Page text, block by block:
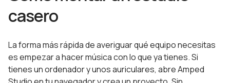
casero
La forma más rápida de averiguar qué equipo necesitas
es empezar a hacer música con lo que ya tienes. Si
tienes un ordenador y unos auriculares, abre Amped